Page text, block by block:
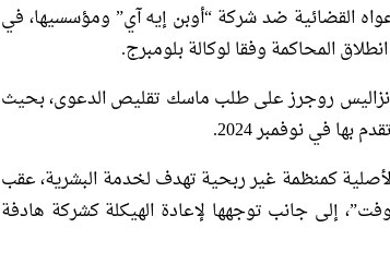
القضائية ضد شركة “أوبن إيه آي” ومؤسسيها، في
المحاكمة وفقا لوكالة بلومبرج.
روجرز على طلب ماسك تقليص الدعوى، بحيث
كمنظمة غير ربحية تهدف لخدمة البشرية، عقب
إلى جانب توجهها لإعادة الهيكلة كشركة هادفة